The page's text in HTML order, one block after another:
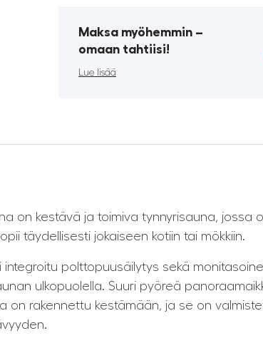
Maksa myöhemmin ­–
omaan tahtiisi!
Lue lisää
on kestävä ja toimiva tynnyrisauna, jossa
täydellisesti jokaiseen kotiin tai mökkiin.
integroitu polttopuusäilytys sekä
ulkopuolella. Suuri pyöreä
rakennettu kestämään, ja se on